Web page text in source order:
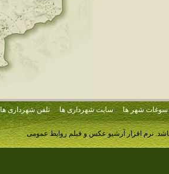
سوغات شهر ها سایت شهرداری ها تلفن شهرداری ها
نرم افزار آرشیو عکس و فیلم روابط عمومی